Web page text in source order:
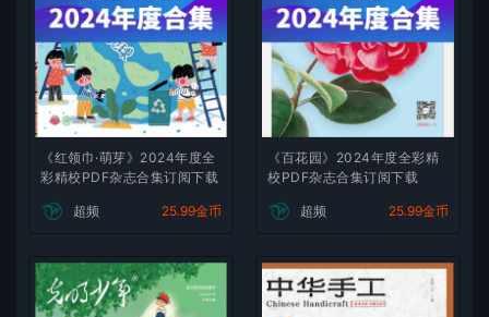
《红领巾·萌芽》2024年度全
彩精校PDF杂志合集订阅下载
超频 25.99金币
《百花园》2024年度全彩精
校PDF杂志合集订阅下载
超频 25.99金币